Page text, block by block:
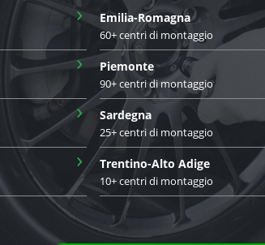
› Emilia-Romagna
60+ centri di montaggio
› Piemonte
90+ centri di montaggio
› Sardegna
25+ centri di montaggio
› Trentino-Alto Adige
10+ centri di montaggio